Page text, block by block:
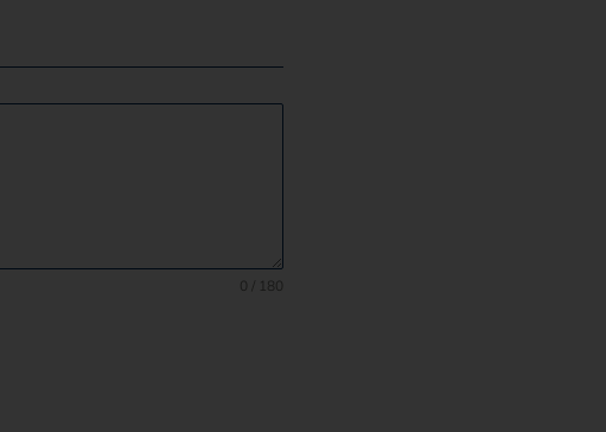
0 / 180